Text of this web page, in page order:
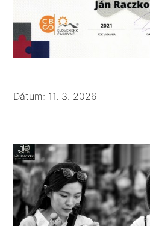
Dátum: 11. 3. 2026